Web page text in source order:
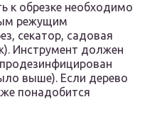
к обрезке необходимо
режущим
секатор, садовая
Инструмент должен
выше). Если дерево
понадобится